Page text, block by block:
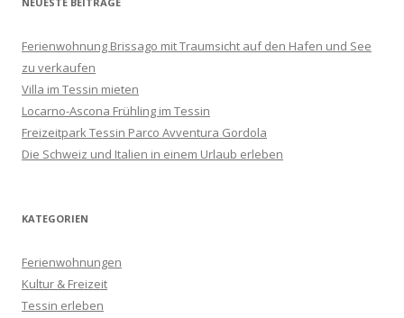
Ferienwohnung Brissago mit Traumsicht auf den Hafen und See
zu verkaufen
Villa im Tessin mieten
Locarno-Ascona Frühling im Tessin
Freizeitpark Tessin Parco Avventura Gordola
Die Schweiz und Italien in einem Urlaub erleben
KATEGORIEN
Ferienwohnungen
Kultur & Freizeit
Tessin erleben